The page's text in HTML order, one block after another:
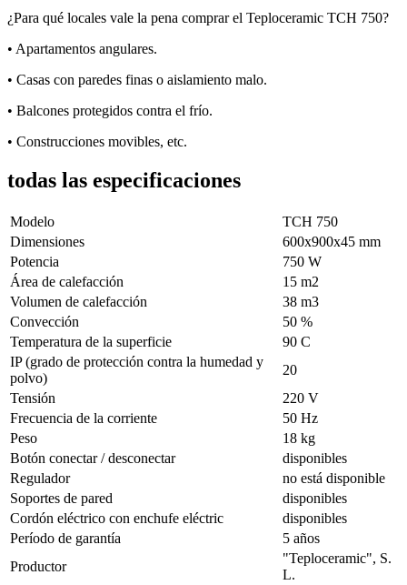
¿Para qué locales vale la pena comprar el Teploceramic TCH 750?
• Apartamentos angulares.
• Casas con paredes finas o aislamiento malo.
• Balcones protegidos contra el frío.
• Construcciones movibles, etc.
todas las especificaciones
Modelo
ТСН 750
Dimensiones
600х900х45 mm
Potencia
750 W
Área de calefacción
15 m2
Volumen de calefacción
38 m3
Convección
50 %
Temperatura de la superficie
90 С
IP (grado de protección contra la humedad y
polvo)
20
Tensión
220 V
Frecuencia de la corriente
50 Hz
Peso
18 kg
Botón conectar / desconectar
disponibles
Regulador
no está disponible
Soportes de pared
disponibles
Cordón eléctrico con enchufe eléctric
disponibles
Período de garantía
5 años
Productor
"Teploceramic", S.
L.